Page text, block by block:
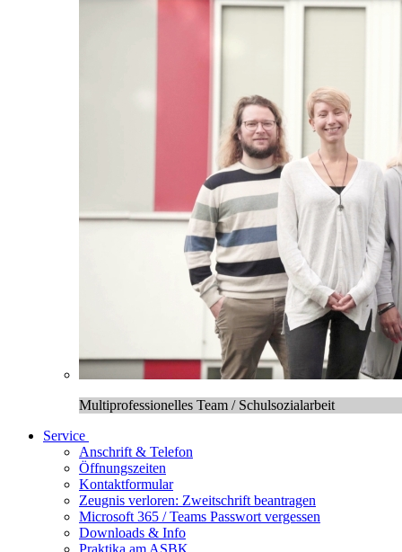
Multiprofessionelles Team / Schulsozialarbeit
Service
Anschrift & Telefon
Öffnungszeiten
Kontaktformular
Zeugnis verloren: Zweitschrift beantragen
Microsoft 365 / Teams Passwort vergessen
Downloads & Info
Praktika am ASBK